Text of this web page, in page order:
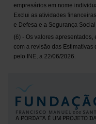
empresários em nome
Exclui as atividades
e Defesa e a Segurança
(6) - Os valores
com a revisão das
pelo INE, a 22/06/2026.
A PORDATA É UM PROJETO